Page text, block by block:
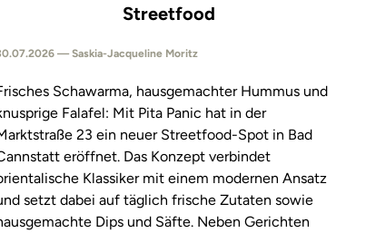
Streetfood
— Saskia-Jacqueline Moritz
Schawarma, hausgemachter Hummus und
Falafel: Mit Pita Panic hat in der
23 ein neuer Streetfood-Spot in Bad
eröffnet. Das Konzept verbindet
Klassiker mit einem modernen Ansatz
setzt dabei auf täglich frische Zutaten sowie
Dips und Säfte. Neben Gerichten